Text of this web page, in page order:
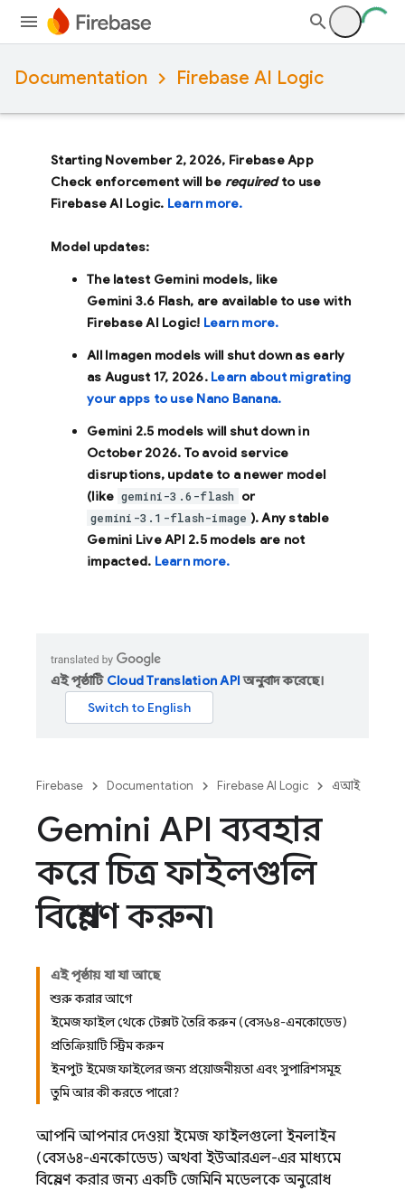
Documentation Firebase AI Logic
Starting November 2, 2026, Firebase App
Check enforcement will be requiredto use
Firebase AI Logic. Learn more.
Model updates:
The latest Gemini models, like
Gemini 3.6 Flash, are available to use with
Firebase AI Logic! Learn more.
All Imagen models will shut down as early
as August 17, 2026. Learn about migrating
your apps to use Nano Banana.
Gemini 2.5 models will shut down in
October 2026. To avoid service
disruptions, update to a newer model
(like gemini-3.6-flash or
gemini-3.1-flash-image ). Any stable
Gemini Live API 2.5 models are not
impacted. Learn more.
এই পৃষ্ঠাটি Cloud Translation APIঅনুবাদ করেছে।
Firebase Documentation Firebase AI Logic এআই
Gemini API ব্যবহার
করে চিত্র ফাইলগুলি
বিশ্লেষণ করুন৷
এই পৃষ্ঠায় যা যা আছে
শুরু করার আগে
ইমেজ ফাইল থেকে টেক্সট তৈরি করুন (বেস৬৪-এনকোডেড)
প্রতিক্রিয়াটি স্ট্রিম করুন
ইনপুট ইমেজ ফাইলের জন্য প্রয়োজনীয়তা এবং সুপারিশসমূহ
তুমি আর কী করতে পারো?
আপনি আপনার দেওয়া ইমেজ ফাইলগুলো ইনলাইন
(বেস৬৪-এনকোডেড) অথবা ইউআরএল-এর মাধ্যমে
বিশ্লেষণ করার জন্য একটিজেমিনিমডেলকে অনুরোধ